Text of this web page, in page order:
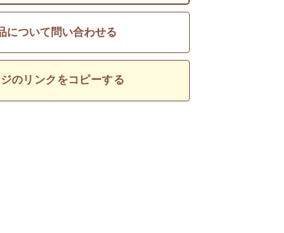
について問い合わせる
のリンクをコピーする